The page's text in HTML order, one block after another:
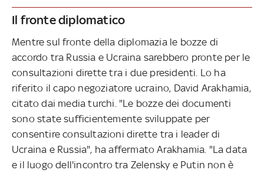
Il fronte diplomatico
Mentre sul fronte della diplomazia le bozze di
accordo tra Russia e Ucraina sarebbero pronte per le
consultazioni dirette tra i due presidenti. Lo ha
riferito il capo negoziatore ucraino, David Arakhamia,
citato dai media turchi. "Le bozze dei documenti
sono state sufficientemente sviluppate per
consentire consultazioni dirette tra i leader di
Ucraina e Russia", ha affermato Arakhamia. "La data
e il luogo dell'incontro tra Zelensky e Putin non è